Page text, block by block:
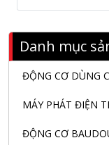
Danh mục
ĐỘNG CƠ DÙNG
MÁY PHÁT ĐIỆN
ĐỘNG CƠ